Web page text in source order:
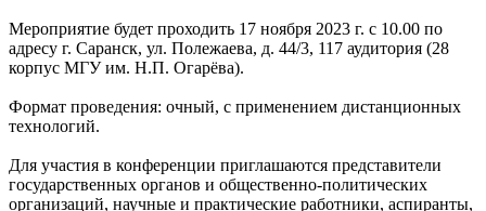
Мероприятие будет проходить 17 ноября 2023 г. с 10.00 по
адресу г. Саранск, ул. Полежаева, д. 44/3, 117 аудитория (28
корпус МГУ им. Н.П. Огарёва).
Формат проведения: очный, с применением дистанционных
технологий.
Для участия в конференции приглашаются представители
государственных органов и общественно-политических
организаций, научные и практические работники, аспиранты,